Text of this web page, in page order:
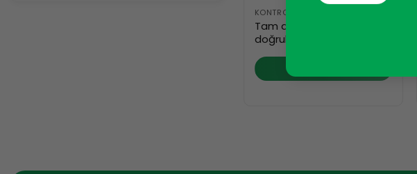
KONTROL SISTEMI BILEŞENLERI
Tam dalga brige
doğrultucu MPG-03 24 V